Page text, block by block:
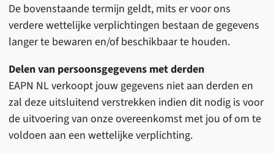
De bovenstaande termijn geldt, mits er voor ons
verdere wettelijke verplichtingen bestaan de gegevens
langer te bewaren en/of beschikbaar te houden.
Delen van persoonsgegevens met derden
EAPN NL verkoopt jouw gegevens niet aan derden en
zal deze uitsluitend verstrekken indien dit nodig is voor
de uitvoering van onze overeenkomst met jou of om te
voldoen aan een wettelijke verplichting.